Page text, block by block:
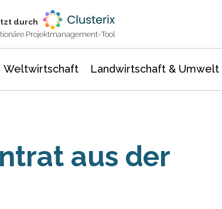
durch
Projektmanagement-Tool
Weltwirtschaft Landwirtschaft & Umwelt
aus der